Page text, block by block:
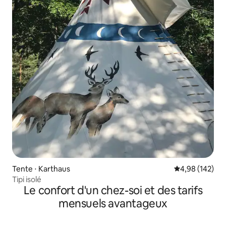
Tente ⋅ Karthaus Évaluation
4,98 (142)
Tipi isolé
Le confort d'un chez-soi et des tarifs
mensuels avantageux